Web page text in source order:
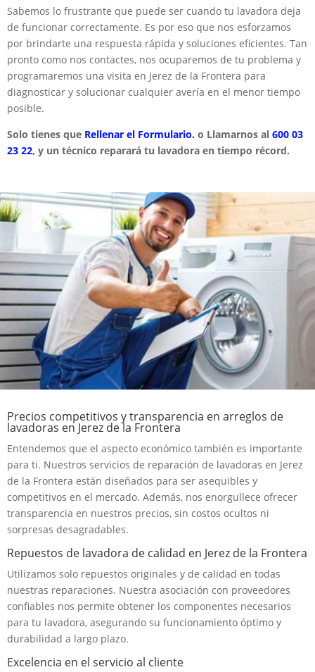
Sabemos lo frustrante que puede ser cuando tu lavadora deja
de funcionar correctamente. Es por eso que nos esforzamos
por brindarte una respuesta rápida y soluciones eficientes. Tan
pronto como nos contactes, nos ocuparemos de tu problema y
programaremos una visita en Jerez de la Frontera para
diagnosticar y solucionar cualquier avería en el menor tiempo
posible.
Solo tienes que Rellenar el Formulario. o Llamarnos al 600 03
23 22, y un técnico reparará tu lavadora en tiempo récord.
Precios competitivos y transparencia en arreglos de
lavadoras en Jerez de la Frontera
Entendemos que el aspecto económico también es importante
para ti. Nuestros servicios de reparación de lavadoras en Jerez
de la Frontera están diseñados para ser asequibles y
competitivos en el mercado. Además, nos enorgullece ofrecer
transparencia en nuestros precios, sin costos ocultos ni
sorpresas desagradables.
Repuestos de lavadora de calidad en Jerez de la Frontera
Utilizamos solo repuestos originales y de calidad en todas
nuestras reparaciones. Nuestra asociación con proveedores
confiables nos permite obtener los componentes necesarios
para tu lavadora, asegurando su funcionamiento óptimo y
durabilidad a largo plazo.
Excelencia en el servicio al cliente